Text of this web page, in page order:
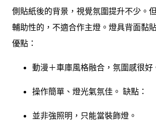
側貼紙後的背景，視覺氛圍提升不少。
輔助性的，不適合作主燈。燈具背面黏
優點：
動漫＋車庫風格融合，氛圍感很好
操作簡單、燈光氣氛佳。 缺點：
並非強照明，只能當裝飾燈。